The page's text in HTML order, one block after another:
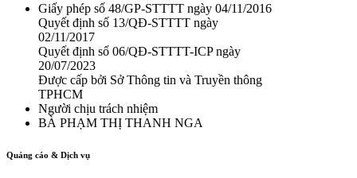
Giấy phép số 48/GP-STTTT ngày 04/11/2016
Quyết định số 13/QĐ-STTTT ngày
02/11/2017
Quyết định số 06/QĐ-STTTT-ICP ngày
20/07/2023
Được cấp bởi Sở Thông tin và Truyền thông
TPHCM
Người chịu trách nhiệm
BÀ PHẠM THỊ THANH NGA
Quảng cáo & Dịch vụ